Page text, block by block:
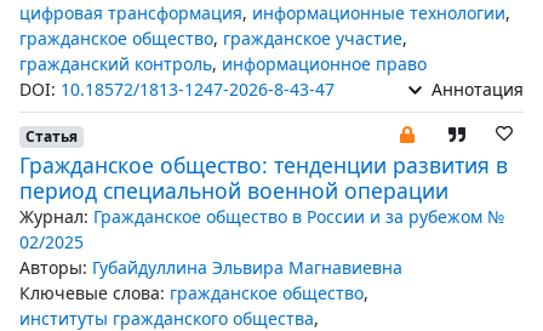
цифровая трансформация, информационные технологии,
гражданское общество, гражданское участие,
гражданский контроль, информационное право
DOI: 10.18572/1813-1247-2026-8-43-47 Аннотация
Статья
Гражданское общество: тенденции развития в
период специальной военной операции
Журнал: Гражданское общество в России и за рубежом №
02/2025
Авторы: Губайдуллина Эльвира Магнавиевна
Ключевые слова: гражданское общество,
институты гражданского общества,